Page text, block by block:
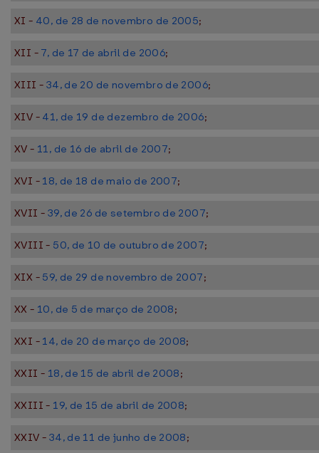
XI - 40, de 28 de novembro de 2005;
XII - 7, de 17 de abril de 2006;
XIII - 34, de 20 de novembro de 2006;
XIV - 41, de 19 de dezembro de 2006;
XV - 11, de 16 de abril de 2007;
XVI - 18, de 18 de maio de 2007;
XVII - 39, de 26 de setembro de 2007;
XVIII - 50, de 10 de outubro de 2007;
XIX - 59, de 29 de novembro de 2007;
XX - 10, de 5 de março de 2008;
XXI - 14, de 20 de março de 2008;
XXII - 18, de 15 de abril de 2008;
XXIII - 19, de 15 de abril de 2008;
XXIV - 34, de 11 de junho de 2008;